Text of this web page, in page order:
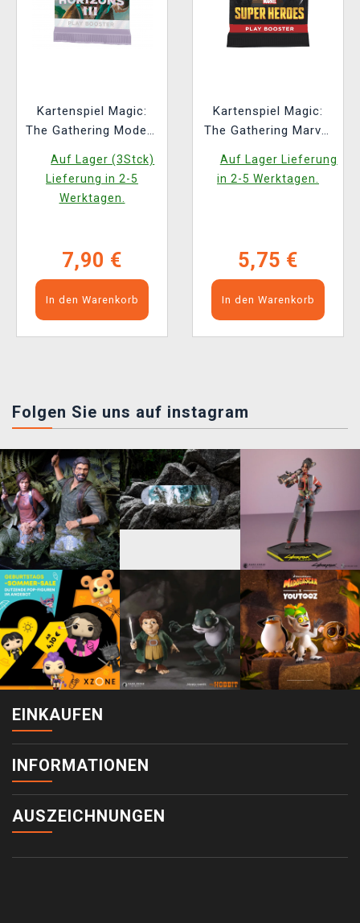
Kartenspiel Magic:
The Gathering Modern
Booster (14 Karten)
(ENGLISCHE
VERSION)
Auf Lager (3Stck)
Lieferung in 2-5
Werktagen.
7,90 €
In den Warenkorb
Kartenspiel Magic:
The Gathering Marvel
Booster (14 Karten)
Auf Lager Lieferung
in 2-5 Werktagen.
5,75 €
In den Warenkorb
Folgen Sie uns auf instagram
EINKAUFEN
INFORMATIONEN
AUSZEICHNUNGEN